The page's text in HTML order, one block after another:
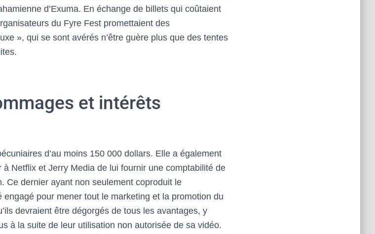
d’Exuma. En échange de billets qui coûtaient
du Fyre Fest promettaient des
», qui se sont avérés n’être guère plus que des tentes
et intérêts
d’au moins 150 000 dollars. Elle a également
à Netflix et Jerry Media de lui fournir une comptabilité de
Ce dernier ayant non seulement coproduit le
pour mener tout le marketing et la promotion du
devraient être dégorgés de tous les avantages, y
à la suite de leur utilisation non autorisée de sa vidéo.